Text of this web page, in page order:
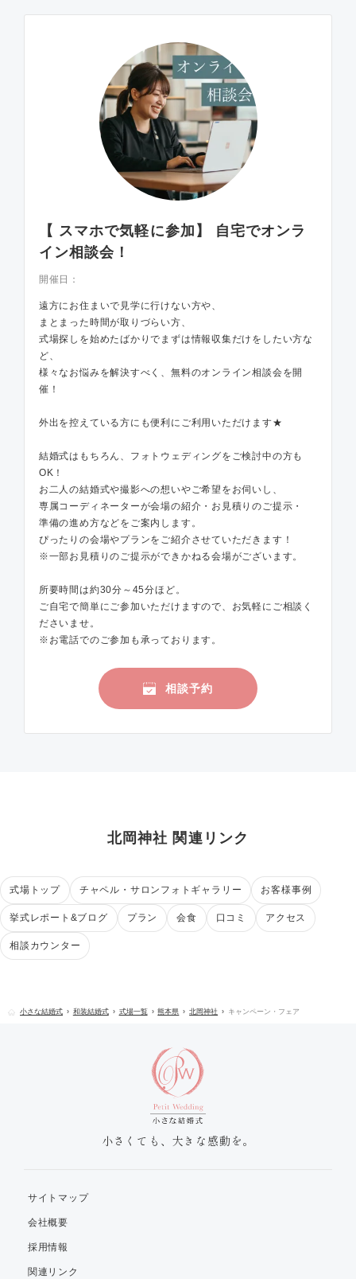
【 スマホで気軽に参加】 自宅でオンラ
イン相談会！
開催日：
遠方にお住まいで見学に行けない方や、
まとまった時間が取りづらい方、
式場探しを始めたばかりでまずは情報収集だけをしたい方な
ど、
様々なお悩みを解決すべく、無料のオンライン相談会を開
催！
外出を控えている方にも便利にご利用いただけます★
結婚式はもちろん、フォトウェディングをご検討中の方も
OK！
お二人の結婚式や撮影への想いやご希望をお伺いし、
専属コーディネーターが会場の紹介・お見積りのご提示・
準備の進め方などをご案内します。
ぴったりの会場やプランをご紹介させていただきます！
※一部お見積りのご提示ができかねる会場がございます。
所要時間は約30分～45分ほど。
ご自宅で簡単にご参加いただけますので、お気軽にご相談く
ださいませ。
※お電話でのご参加も承っております。
相談予約
北岡神社 関連リンク
式場トップ チャペル・サロンフォトギャラリー お客様事例
挙式レポート&ブログ プラン 会食 口コミ アクセス
相談カウンター
小さな結婚式 和装結婚式 式場一覧 熊本県 北岡神社 キャンペーン・フェア
小さくても、大きな感動を。
サイトマップ
会社概要
採用情報
関連リンク